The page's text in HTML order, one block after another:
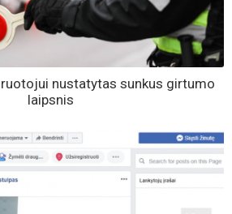
nustatytas sunkus girtumo
laipsnis